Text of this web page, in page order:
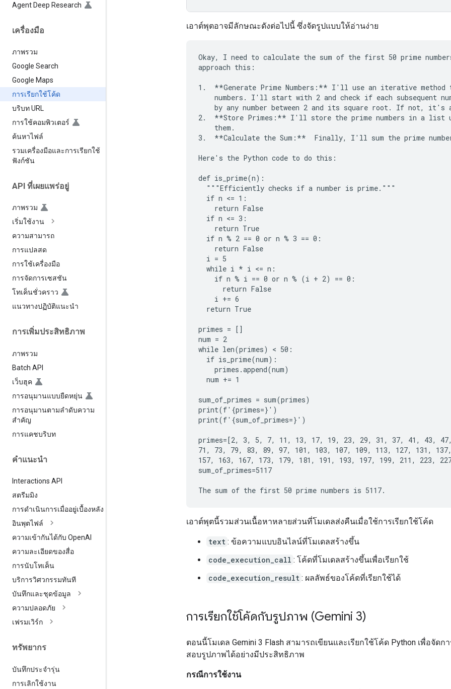
Agent Deep Research
เครื่องมือ
ภาพรวม
Google Search
Google Maps
การเรียกใช้โค้ด
บริบท URL
การใช้คอมพิวเตอร์
ค้นหาไฟล์
รวมเครื่องมือและการเรียกใช้
ฟังก์ชัน
API ที่เผยแพร่อยู่
ภาพรวม
เริ่มใช้งาน
ความสามารถ
การแปลสด
การใช้เครื่องมือ
การจัดการเซสชัน
โทเค็นชั่วคราว
แนวทางปฏิบัติแนะนำ
การเพิ่มประสิทธิภาพ
ภาพรวม
Batch API
เว็บฮุค
การอนุมานแบบยืดหยุ่น
การอนุมานตามลำดับความ
สำคัญ
การแคชบริบท
คำแนะนำ
Interactions API
สตรีมมิง
การดำเนินการเมื่ออยู่เบื้องหลัง
อินพุตไฟล์
ความเข้ากันได้กับ OpenAI
ความละเอียดของสื่อ
การนับโทเค็น
บริการวิศวกรรมทันที
บันทึกและชุดข้อมูล
ความปลอดภัย
เฟรมเวิร์ก
ทรัพยากร
บันทึกประจำรุ่น
การเลิกใช้งาน
เอาต์พุตอาจมีลักษณะดังต่อไปนี้ ซึ่งจัดรูปแบบให้อ่านง่าย
Okay, I need to calculate the sum of the first 50 prime
approach this:
1.  **Generate Prime Numbers:** I'll use an iterative method
numbers. I'll start with 2 and check if each subsequent
by any number between 2 and its square root. If not, it's
2.  **Store Primes:** I'll store the prime numbers in a list
    them.
3.  **Calculate the Sum:**  Finally, I'll sum the prime
Here's the Python code to do this:
def is_prime(n):
  """Efficiently checks if a number is prime."""
  if n <= 1:
    return False
  if n <= 3:
    return True
  if n % 2 == 0 or n % 3 == 0:
    return False
  i = 5
  while i * i <= n:
    if n % i == 0 or n % (i + 2) == 0:
      return False
    i += 6
  return True
primes = []
num = 2
while len(primes) < 50:
  if is_prime(num):
    primes.append(num)
  num += 1
sum_of_primes = sum(primes)
print(f'{primes=}')
print(f'{sum_of_primes=}')
primes=[2, 3, 5, 7, 11, 13, 17, 19, 23, 29, 31, 37, 41, 43,
71, 73, 79, 83, 89, 97, 101, 103, 107, 109, 113, 127, 131, 137,
157, 163, 167, 173, 179, 181, 191, 193, 197, 199, 211, 223,
sum_of_primes=5117
เอาต์พุตนี้รวมส่วนเนื้อหาหลายส่วนที่โมเดลส่งคืนเมื่อใช้การเรียกใช้โค้ด
text : ข้อความแบบอินไลน์ที่โมเดลสร้างขึ้น
code_execution_call : โค้ดที่โมเดลสร้างขึ้นเพื่อเรียกใช้
code_execution_result : ผลลัพธ์ของโค้ดที่เรียกใช้ได้
การเรียกใช้โค้ดกับรูปภาพ (Gemini 3)
ตอนนี้โมเดล Gemini 3 Flash สามารถเขียนและเรียกใช้โค้ด Python เพื่อจัดก
สอบรูปภาพได้อย่างมีประสิทธิภาพ
กรณีการใช้งาน